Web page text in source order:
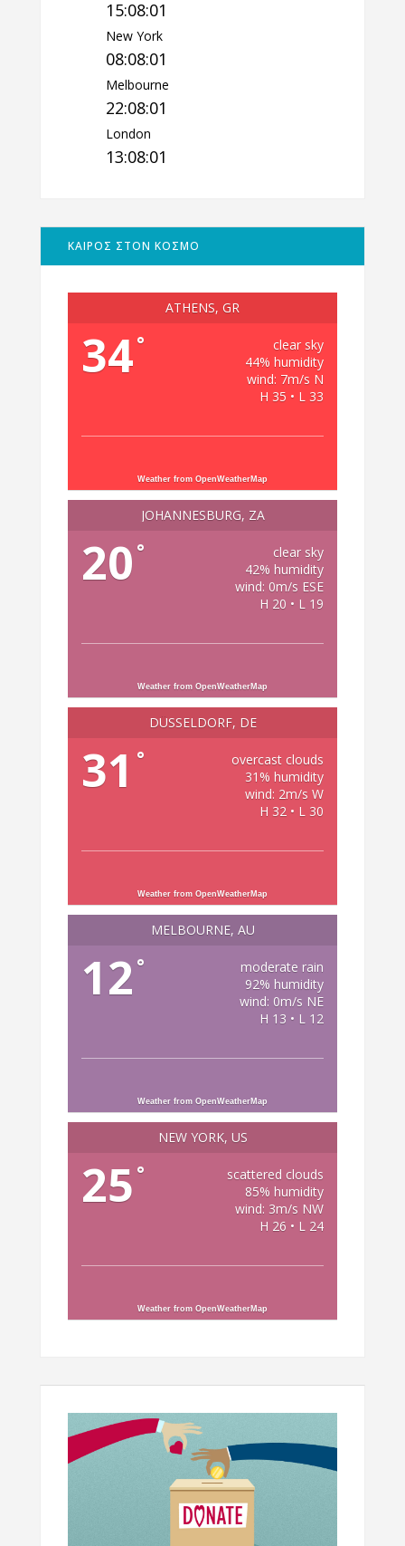
15:08:02
New York
08:08:02
Melbourne
22:08:02
London
13:08:02
ΚΑΙΡΟΣ ΣΤΟΝ ΚΟΣΜΟ
ATHENS, GR
34°
clear sky
44% humidity
wind: 7m/s N
H 35 • L 33
Weather from OpenWeatherMap
JOHANNESBURG, ZA
20 °
clear sky
42% humidity
wind: 0m/s ESE
H 20 • L 19
Weather from OpenWeatherMap
DÜSSELDORF, DE
31 °
overcast clouds
31% humidity
wind: 2m/s W
H 32 • L 30
Weather from OpenWeatherMap
MELBOURNE, AU
12 °
moderate rain
92% humidity
wind: 0m/s NE
H 13 • L 12
Weather from OpenWeatherMap
NEW YORK, US
25 °
scattered clouds
85% humidity
wind: 3m/s NW
H 26 • L 24
Weather from OpenWeatherMap